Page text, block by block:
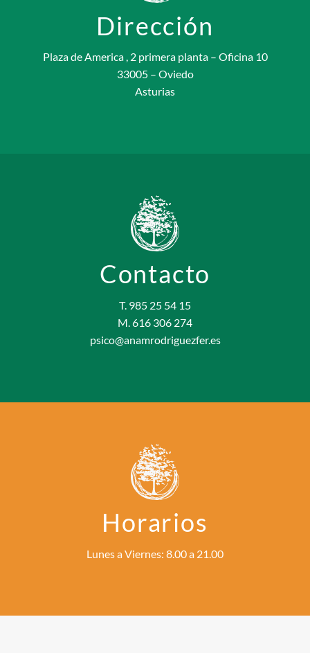
Dirección
Plaza de America , 2 primera planta – Oficina 10
33005 – Oviedo
Asturias
Contacto
T. 985 25 54 15
M. 616 306 274
psico@anamrodriguezfer.es
Horarios
Lunes a Viernes: 8.00 a 21.00